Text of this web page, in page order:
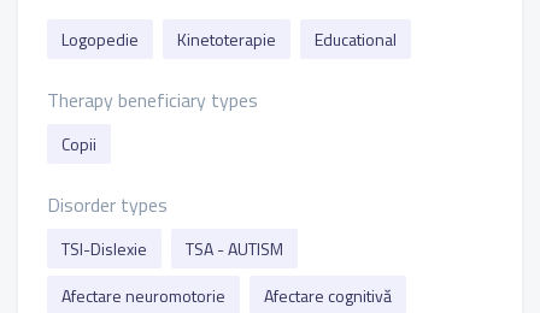
Logopedie Kinetoterapie Educational
Therapy beneficiary types
Copii
Disorder types
TSI-Dislexie
TSA - AUTISM
Afectare neuromotorie
Afectare cognitivă